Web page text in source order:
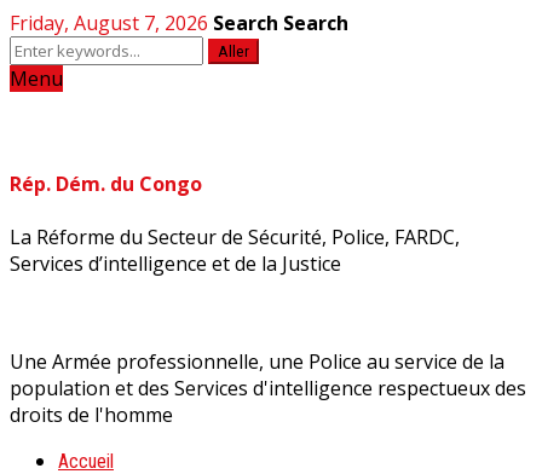
Friday, August 7, 2026 Search Search
Aller
Menu
Rép. Dém. du Congo
La Réforme du Secteur de Sécurité, Police, FARDC,
Services d’intelligence et de la Justice
Une Armée professionnelle, une Police au service de la
population et des Services d'intelligence respectueux des
droits de l'homme
Accueil